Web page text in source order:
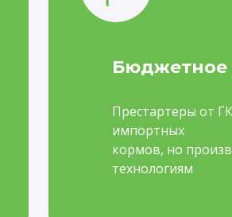
Престартеры от
импортных
кормов, но
технологиям